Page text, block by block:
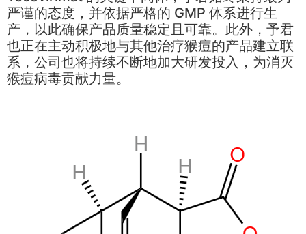
严谨的态度，并依据严格的 GMP 体系进行生
产，以此确保产品质量稳定且可靠。此外，予君
也正在主动积极地与其他治疗猴痘的产品建立联
系，公司也将持续不断地加大研发投入，为消灭
猴痘病毒贡献力量。